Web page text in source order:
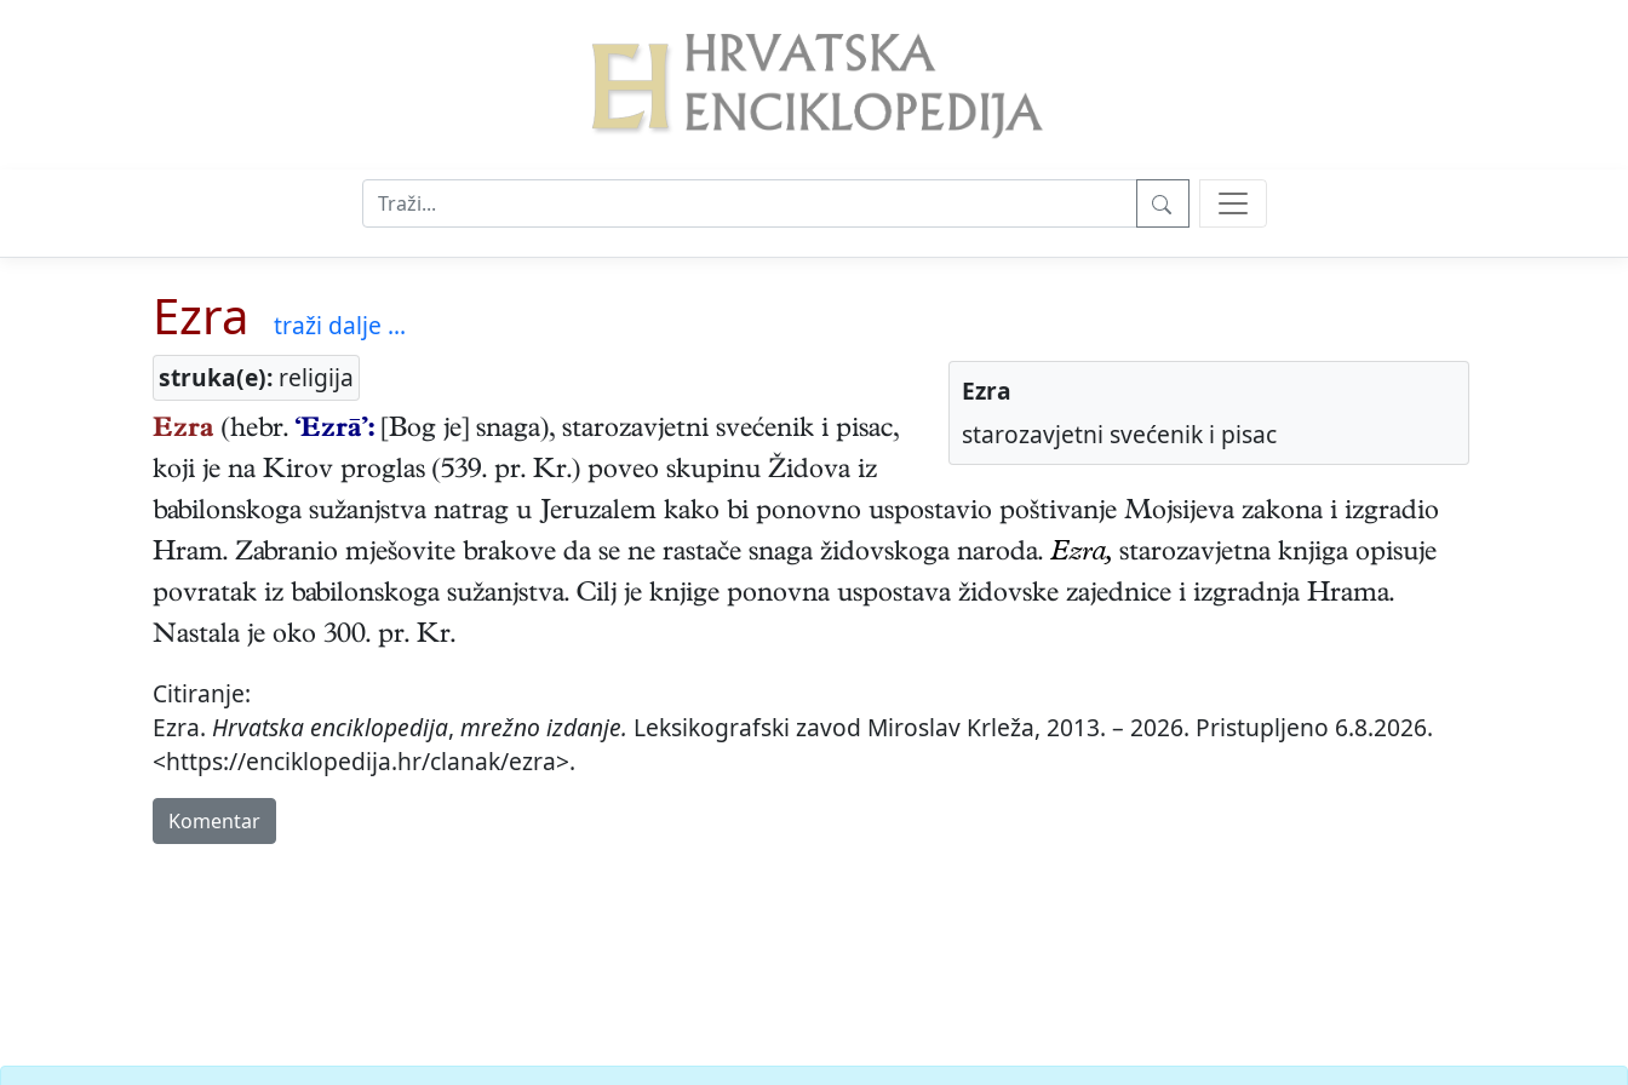
Ezra
traži dalje ...
struka(e): religija
Ezra
starozavjetni svećenik i pisac
Ezra (hebr. ‘Ezrā’: [Bog je] snaga), starozavjetni svećenik i pisac,
koji je na Kirov proglas (539. pr. Kr.) poveo skupinu Židova iz
babilonskoga sužanjstva natrag u Jeruzalem kako bi ponovno uspostavio poštivanje Mojsijeva zakona i izgradio
Hram. Zabranio mješovite brakove da se ne rastače snaga židovskoga naroda. Ezra, starozavjetna knjiga opisuje
povratak iz babilonskoga sužanjstva. Cilj je knjige ponovna uspostava židovske zajednice i izgradnja Hrama.
Nastala je oko 300. pr. Kr.
Citiranje:
Ezra. Hrvatska enciklopedija, mrežno izdanje. Leksikografski zavod Miroslav Krleža, 2013. – 2026. Pristupljeno 6.8.2026.
<https://enciklopedija.hr/clanak/ezra>.
Komentar